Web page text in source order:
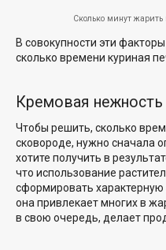
Сколько минут жарить
В совокупности эти
сколько времени куриная
Кремовая нежность
Чтобы решить, сколько
сковороде, нужно сначала
хотите получить в
что использование
сформировать
она привлекает многих в
в свою очередь, делает